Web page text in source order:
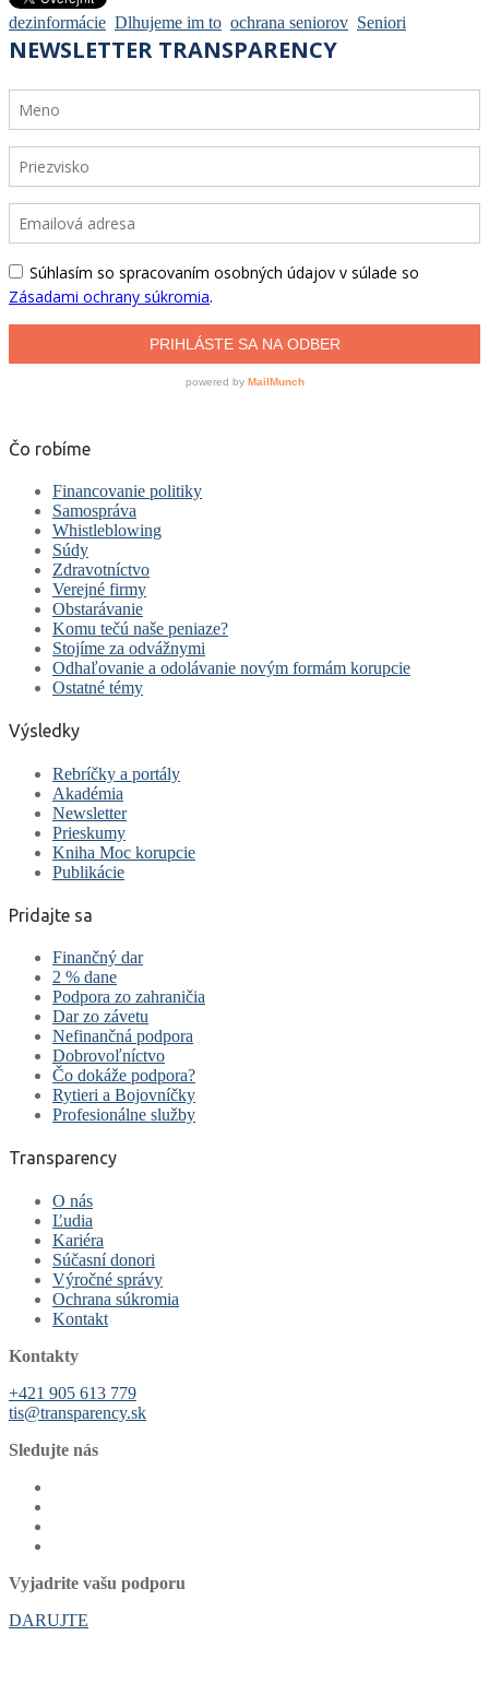
dezinformácie Dlhujeme im to ochrana seniorov Seniori
Čo robíme
Financovanie politiky
Samospráva
Whistleblowing
Súdy
Zdravotníctvo
Verejné firmy
Obstarávanie
Komu tečú naše peniaze?
Stojíme za odvážnymi
Odhaľovanie a odolávanie novým formám korupcie
Ostatné témy
Výsledky
Rebríčky a portály
Akadémia
Newsletter
Prieskumy
Kniha Moc korupcie
Publikácie
Pridajte sa
Finančný dar
2 % dane
Podpora zo zahraničia
Dar zo závetu
Nefinančná podpora
Dobrovoľníctvo
Čo dokáže podpora?
Rytieri a Bojovníčky
Profesionálne služby
Transparency
O nás
Ľudia
Kariéra
Súčasní donori
Výročné správy
Ochrana súkromia
Kontakt
Kontakty
+421 905 613 779
tis@transparency.sk
Sledujte nás
Vyjadrite vašu podporu
DARUJTE